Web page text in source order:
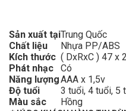
Sản xuất tạiTrung Quốc
Chất liệu
Nhựa PP/ABS
Kích thước ( DxRxC ) 47 x
Phát nhạc
Có
Năng lượngAAA x 1,5v
Độ tuổi
3 tuổi, 4 tuổi, 5
Màu sắc
Hồng